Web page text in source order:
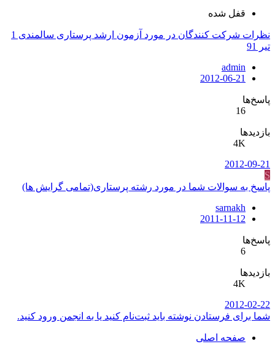
قفل شده
نظرات شرکت کنندگان در مورد آزمون ارشد پرستاری سالمندی 1
تیر 91
admin
2012-06-21
پاسخ‌ها
16
بازدیدها
4K
2012-09-21
S
پاسخ به سوالات شما در مورد رشته پرستاری(تمامی گرایش ها)
sarnakh
2011-11-12
پاسخ‌ها
6
بازدیدها
4K
2012-02-22
شما برای فرستادن نوشته باید ثبت‌نام کنید یا به انجمن ورود کنید.
صفحه اصلی